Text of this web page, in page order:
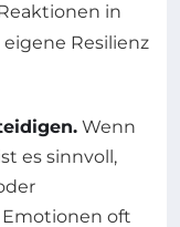
in
Resilienz
Wenn
es sinnvoll,
Emotionen oft